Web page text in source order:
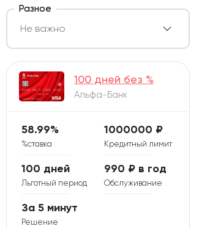
Разное
100 дней без %
Альфа-Банк
%ставка
58.99%
Кредитный лимит
1000000 ₽
Льготный период
100 дней
Обслуживание
990 ₽ в год
Решение
За 5 минут